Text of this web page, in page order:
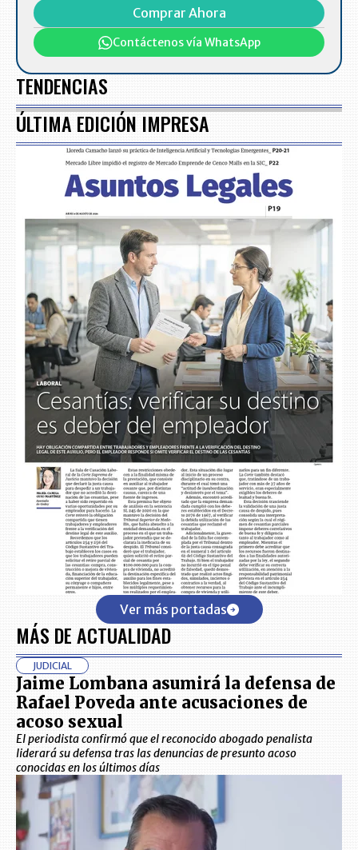
Comprar Ahora
Contáctenos vía WhatsApp
TENDENCIAS
ÚLTIMA EDICIÓN IMPRESA
Ver más portadas
MÁS DE ACTUALIDAD
JUDICIAL
Jaime Lombana asumirá la defensa de
Rafael Poveda ante acusaciones de
acoso sexual
El periodista confirmó que el reconocido abogado penalista
liderará su defensa tras las denuncias de presunto acoso
conocidas en los últimos días